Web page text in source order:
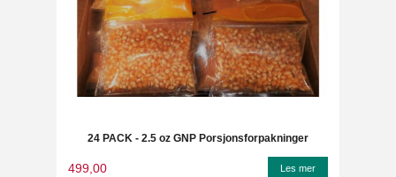
24 PACK - 2.5 oz GNP Porsjonsforpakninger
499,00 Les mer